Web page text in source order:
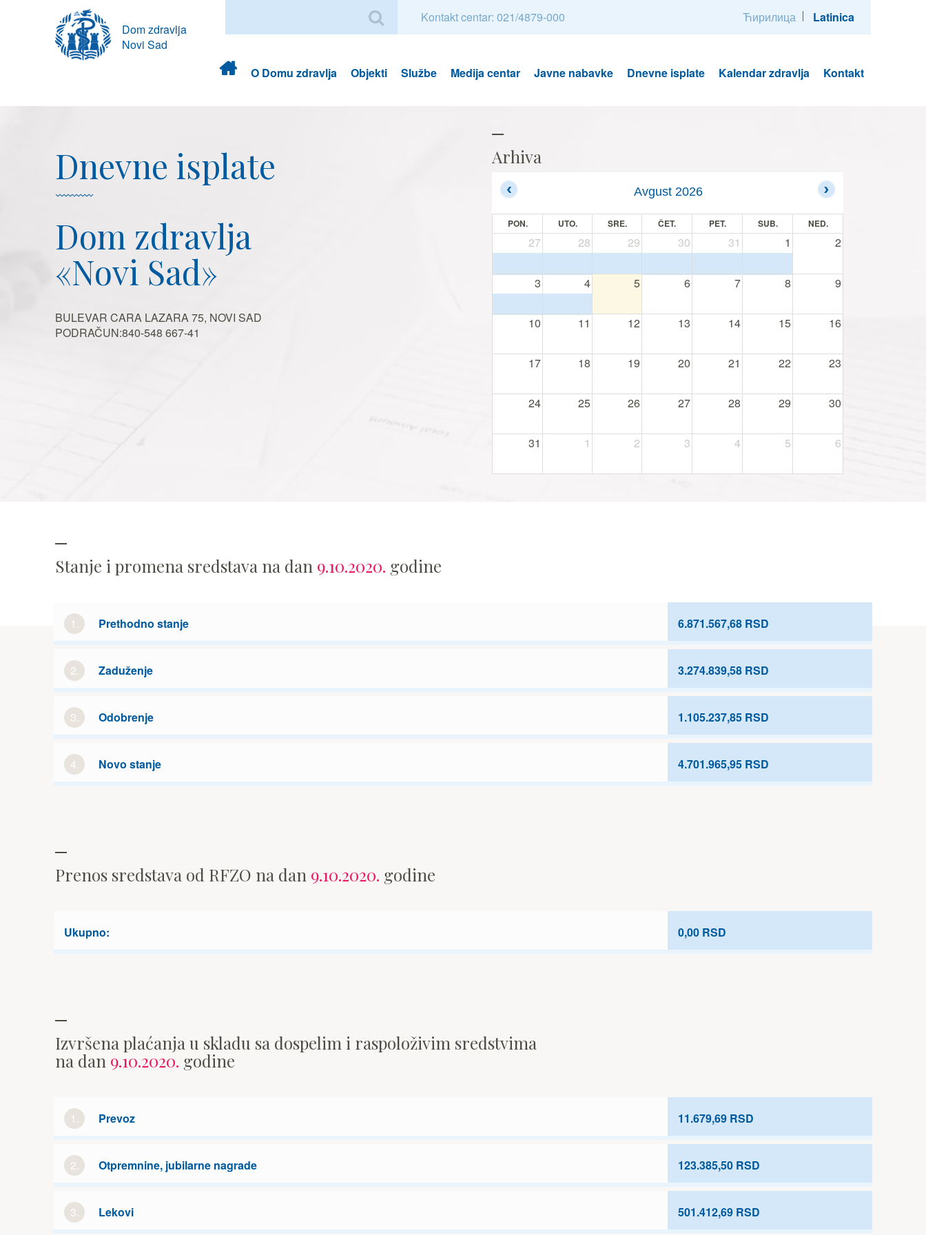
Dom zdravlja
Novi Sad
Kontakt centar: 021/4879-000 Ћирилица Latinica
Dom
zdravlja
O Domu zdravlja Objekti Službe Medija centar Javne nabavke Dnevne isplate Kalendar zdravlja Kontakt
Dnevne isplate
Dom zdravlja
«Novi Sad»
BULEVAR CARA LAZARA 75, NOVI SAD
PODRAČUN:840-548 667-41
Arhiva
Avgust 2026
PON. UTO. SRE. ČET. PET. SUB. NED.
27 28 29 30 31 1 2
3 4 5 6 7 8 9
10 11 12 13 14 15 16
17 18 19 20 21 22 23
24 25 26 27 28 29 30
31 1 2 3 4 5 6
Stanje i promena sredstava na dan 9.10.2020. godine
1. Prethodno stanje 6.871.567,68 RSD
2. Zaduženje 3.274.839,58 RSD
3. Odobrenje 1.105.237,85 RSD
4. Novo stanje 4.701.965,95 RSD
Prenos sredstava od RFZO na dan 9.10.2020. godine
Ukupno: 0,00 RSD
Izvršena plaćanja u skladu sa dospelim i raspoloživim sredstvima
na dan 9.10.2020. godine
1. Prevoz 11.679,69 RSD
2. Otpremnine, jubilarne nagrade 123.385,50 RSD
3. Lekovi 501.412,69 RSD